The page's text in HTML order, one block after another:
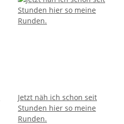
Jetzt näh ich schon seit
Stunden hier so meine
Runden.